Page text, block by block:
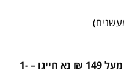
משלוח חינם עד הבית להזמנות מעל 149 ₪ נא חייגו – 1-